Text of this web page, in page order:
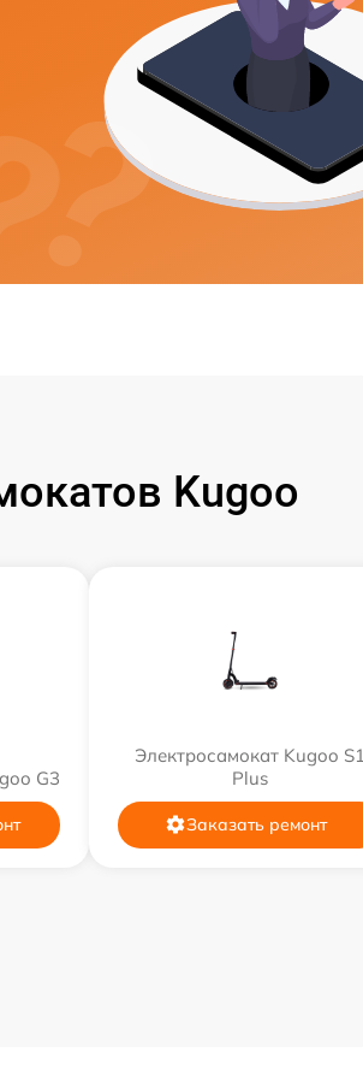
Kugoo
G3
Электросамокат Kugoo S1
Plus
Заказать ремонт